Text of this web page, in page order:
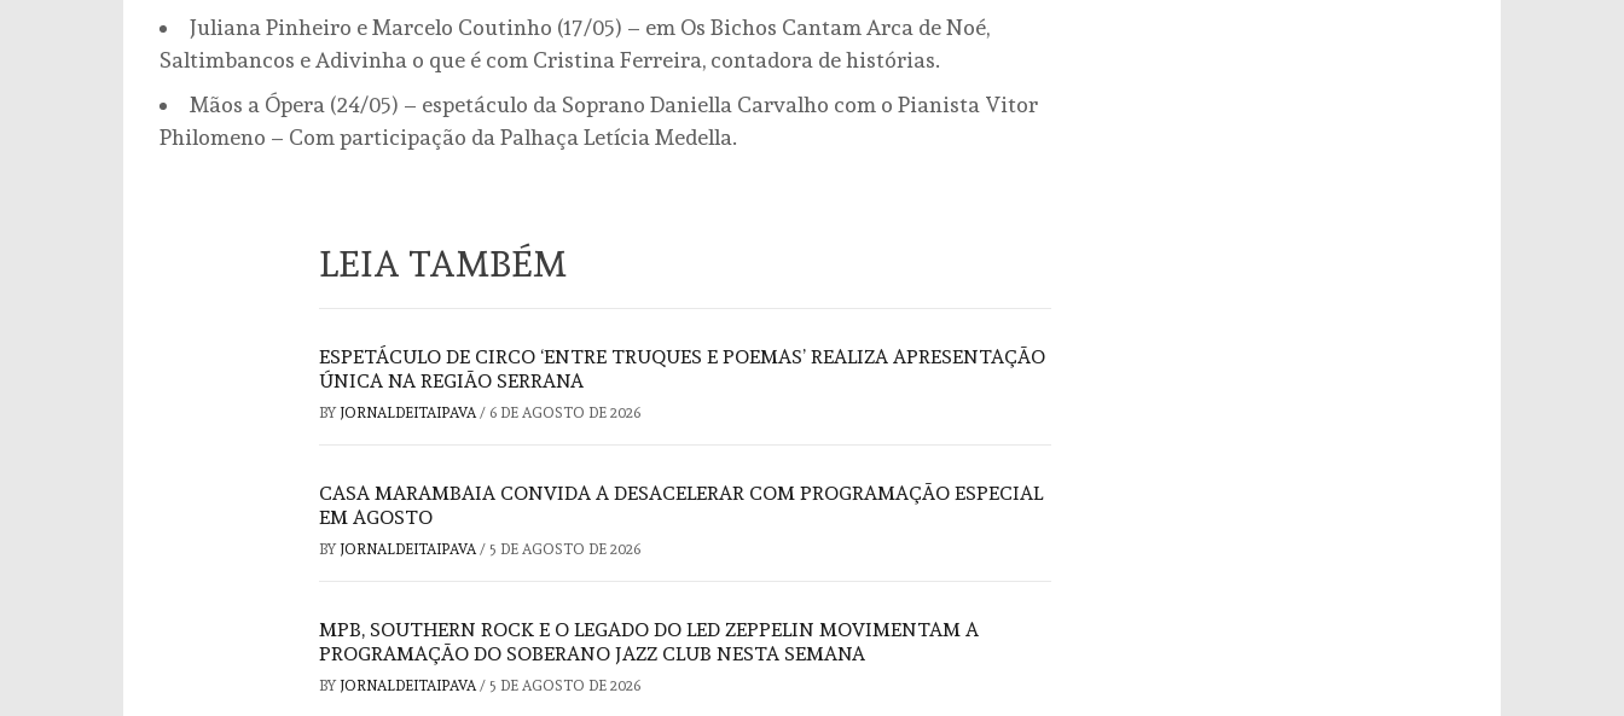
Juliana Pinheiro e Marcelo Coutinho (17/05) – em Os Bichos Cantam Arca de Noé,
Saltimbancos e Adivinha o que é com Cristina Ferreira, contadora de histórias.
Mãos a Ópera (24/05) – espetáculo da Soprano Daniella Carvalho com o Pianista Vitor
Philomeno – Com participação da Palhaça Letícia Medella.
LEIA TAMBÉM
ESPETÁCULO DE CIRCO ‘ENTRE TRUQUES E POEMAS’ REALIZA APRESENTAÇÃO
ÚNICA NA REGIÃO SERRANA
BY JORNALDEITAIPAVA / 6 DE AGOSTO DE 2026
CASA MARAMBAIA CONVIDA A DESACELERAR COM PROGRAMAÇÃO ESPECIAL
EM AGOSTO
BY JORNALDEITAIPAVA / 5 DE AGOSTO DE 2026
MPB, SOUTHERN ROCK E O LEGADO DO LED ZEPPELIN MOVIMENTAM A
PROGRAMAÇÃO DO SOBERANO JAZZ CLUB NESTA SEMANA
BY JORNALDEITAIPAVA / 5 DE AGOSTO DE 2026